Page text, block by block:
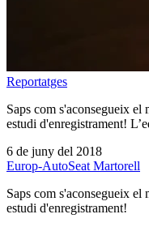
Reportatges
Saps com s'aconsegueix
estudi d'enregistrament!
6 de juny del 2018
Europ-AutoSeat Martorell
Saps com s'aconsegueix
estudi d'enregistrament!